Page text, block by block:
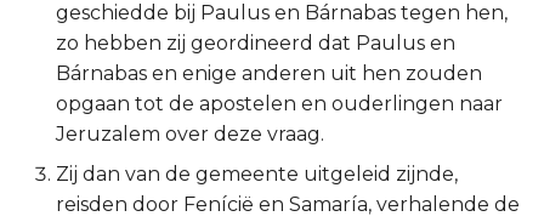
Jozua
Ruth
1 Samuël
geschiedde bij Paulus en Bárnabas tegen hen,
zo hebben zij geordineerd dat Paulus en
Bárnabas en enige anderen uit hen zouden
opgaan tot de apostelen en ouderlingen naar
Jeruzalem over deze vraag.
Zij dan van de gemeente uitgeleid zijnde,
reisden door Fenícië en Samaría, verhalende de